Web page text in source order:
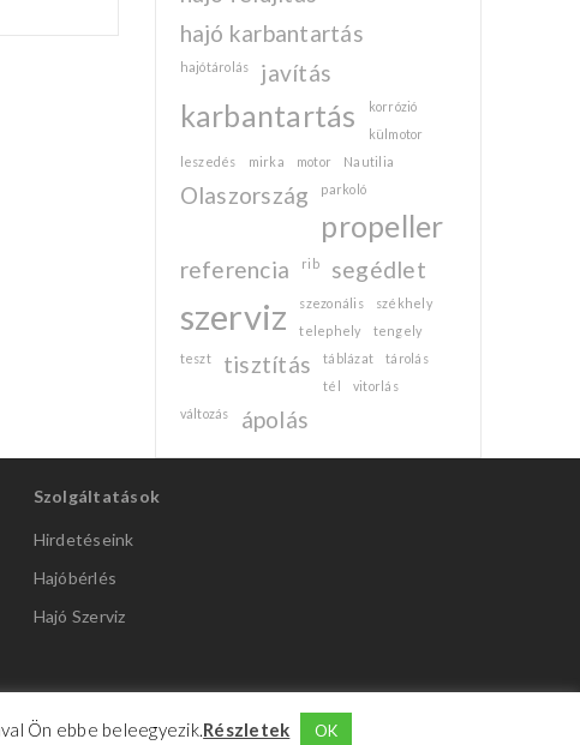
hajó karbantartás
hajótárolás javítás
karbantartás
korrózió
külmotor
leszedés
mirka motor Nautilia
Olaszország parkoló
propeller
referencia rib segédlet
szerviz szezonális
székhely
telephely
tengely
teszt
tisztítás táblázat
tárolás
tél
vitorlás
változás
ápolás
Szolgáltatások
Hirdetéseink
Hajóbérlés
Hajó Szerviz
Ön ebbe beleegyezik.Részletek OK